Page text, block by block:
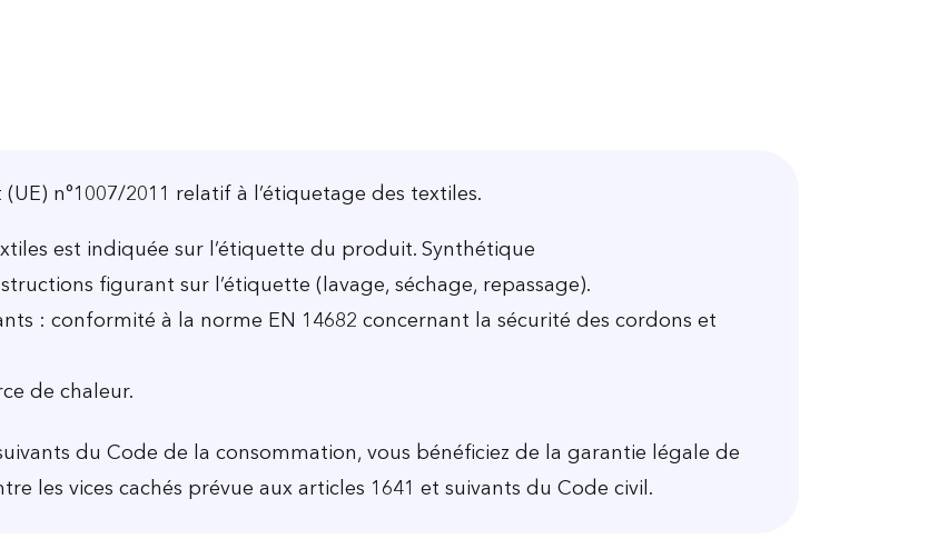
n°1007/2011 relatif à l’étiquetage des textiles.
est indiquée sur l’étiquette du produit. Synthétique
figurant sur l’étiquette (lavage, séchage, repassage).
: conformité à la norme EN 14682 concernant la sécurité des cordons et
de chaleur.
du Code de la consommation, vous bénéficiez de la garantie légale de
les vices cachés prévue aux articles 1641 et suivants du Code civil.